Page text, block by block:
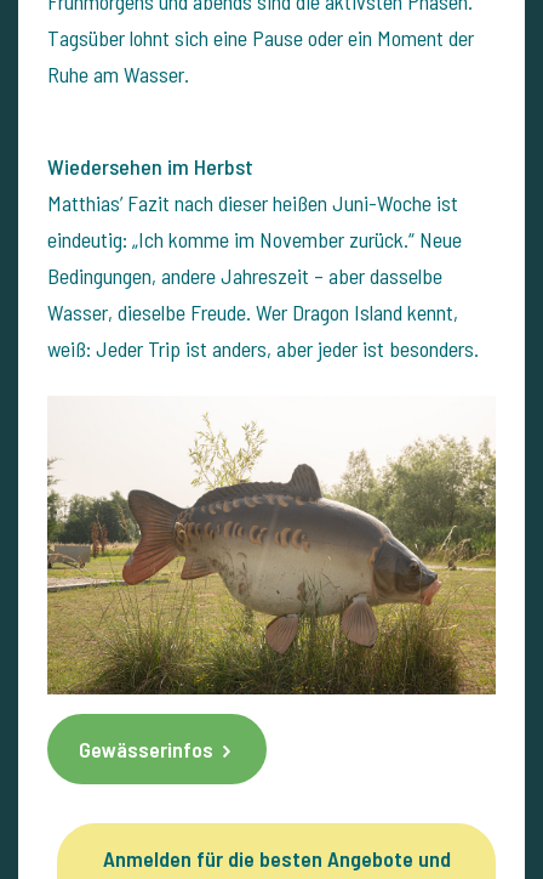
Tagsüber lohnt sich eine Pause oder ein Moment der
Ruhe am Wasser.
Wiedersehen im Herbst
Matthias’ Fazit nach dieser heißen Juni-Woche ist
eindeutig: „Ich komme im November zurück.“ Neue
Bedingungen, andere Jahreszeit – aber dasselbe
Wasser, dieselbe Freude. Wer Dragon Island kennt,
weiß: Jeder Trip ist anders, aber jeder ist besonders.
Gewässerinfos
Anmelden für die besten Angebote und